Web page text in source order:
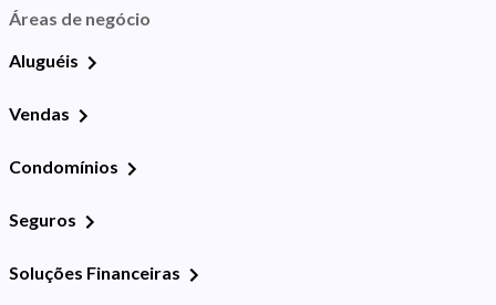
Áreas de negócio
Aluguéis
Vendas
Condomínios
Seguros
Soluções Financeiras